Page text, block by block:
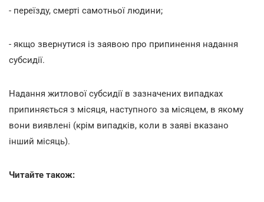
- переїзду, смерті самотньої людини;
- якщо звернутися із заявою про припинення надання
субсидії.
Надання житлової субсидії в зазначених випадках
припиняється з місяця, наступного за місяцем, в якому
вони виявлені (крім випадків, коли в заяві вказано
інший місяць).
Читайте також: